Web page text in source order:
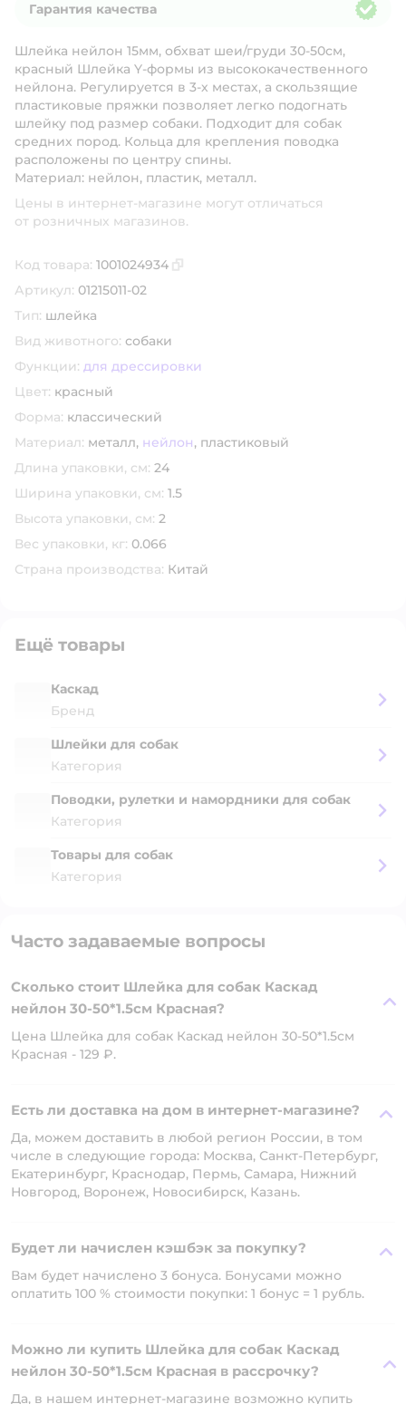
Гарантия качества
Шлейка нейлон 15мм, обхват шеи/груди 30-50см,
красный Шлейка Y-формы из высококачественного
нейлона. Регулируется в 3-х местах, а скользящие
пластиковые пряжки позволяет легко подогнать
шлейку под размер собаки. Подходит для собак
средних пород. Кольца для крепления поводка
расположены по центру спины.
Материал: нейлон, пластик, металл.
Цены в интернет-магазине могут отличаться
от розничных магазинов.
Код товара: 1001024934
Артикул: 01215011-02
Тип: шлейка
Вид животного: собаки
Функции: для дрессировки
Цвет: красный
Форма: классический
Материал: металл, нейлон, пластиковый
Длина упаковки, см: 24
Ширина упаковки, см: 1.5
Высота упаковки, см: 2
Вес упаковки, кг: 0.066
Страна производства: Китай
Ещё товары
Каскад
Бренд
Шлейки для собак
Категория
Поводки, рулетки и намордники для собак
Категория
Товары для собак
Категория
Часто задаваемые вопросы
Сколько стоит Шлейка для собак Каскад
нейлон 30-50*1.5см Красная?
Цена Шлейка для собак Каскад нейлон 30-50*1.5см
Красная - 129 ₽.
Есть ли доставка на дом в интернет-магазине?
Да, можем доставить в любой регион России, в том
числе в следующие города: Москва, Санкт-Петербург,
Екатеринбург, Краснодар, Пермь, Самара, Нижний
Новгород, Воронеж, Новосибирск, Казань.
Будет ли начислен кэшбэк за покупку?
Вам будет начислено 3 бонуса. Бонусами можно
оплатить 100 % стоимости покупки: 1 бонус = 1 рубль.
Можно ли купить Шлейка для собак Каскад
нейлон 30-50*1.5см Красная в рассрочку?
Да, в нашем интернет-магазине возможно купить